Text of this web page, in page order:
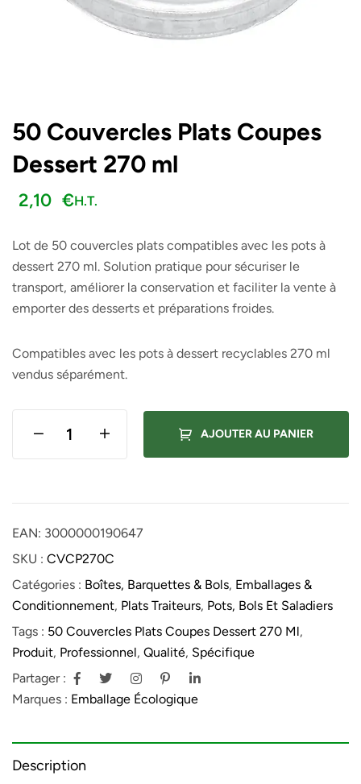
50 Couvercles Plats Coupes
Dessert 270 ml
2,10 €H.T.
Lot de 50 couvercles plats compatibles avec les pots à
dessert 270 ml. Solution pratique pour sécuriser le
transport, améliorer la conservation et faciliter la vente à
emporter des desserts et préparations froides.
Compatibles avec les pots à dessert recyclables 270 ml
vendus séparément.
AJOUTER AU PANIER
EAN: 3000000190647
SKU : CVCP270C
Catégories : Boîtes, Barquettes & Bols, Emballages &
Conditionnement, Plats Traiteurs, Pots, Bols Et Saladiers
Tags : 50 Couvercles Plats Coupes Dessert 270 Ml,
Produit, Professionnel, Qualité, Spécifique
Partager :
Marques : Emballage Écologique
Description